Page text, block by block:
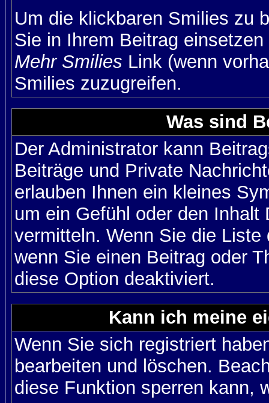
Um die klickbaren Smilies zu
Sie in Ihrem Beitrag
Mehr Smilies Link (wenn
Smilies zuzugreifen.
Was sind
Der Administrator kann
Beiträge und Private
erlauben Ihnen ein kleines
um ein Gefühl oder den
vermitteln. Wenn Sie die
wenn Sie einen Beitrag oder
diese Option deaktiviert.
Kann ich meine
Wenn Sie sich registriert
bearbeiten und löschen.
diese Funktion sperren kann,